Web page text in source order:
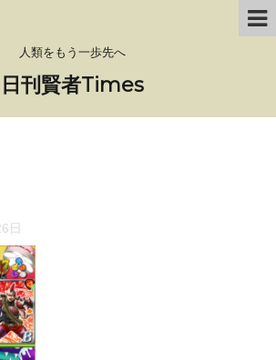
人類をもう一歩先へ
日刊賢者Times
日